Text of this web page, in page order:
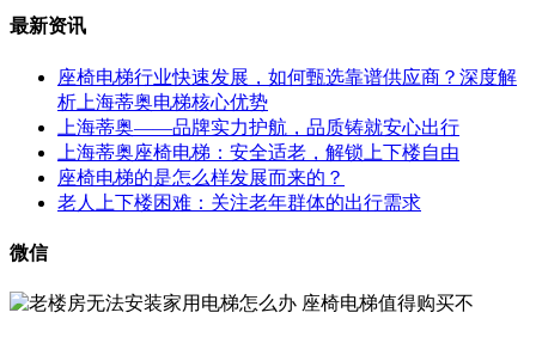
最新资讯
座椅电梯行业快速发展，如何甄选靠谱供应商？深度解
析上海蒂奥电梯核心优势
上海蒂奥——品牌实力护航，品质铸就安心出行
上海蒂奥座椅电梯：安全适老，解锁上下楼自由
座椅电梯的是怎么样发展而来的？
老人上下楼困难：关注老年群体的出行需求
微信